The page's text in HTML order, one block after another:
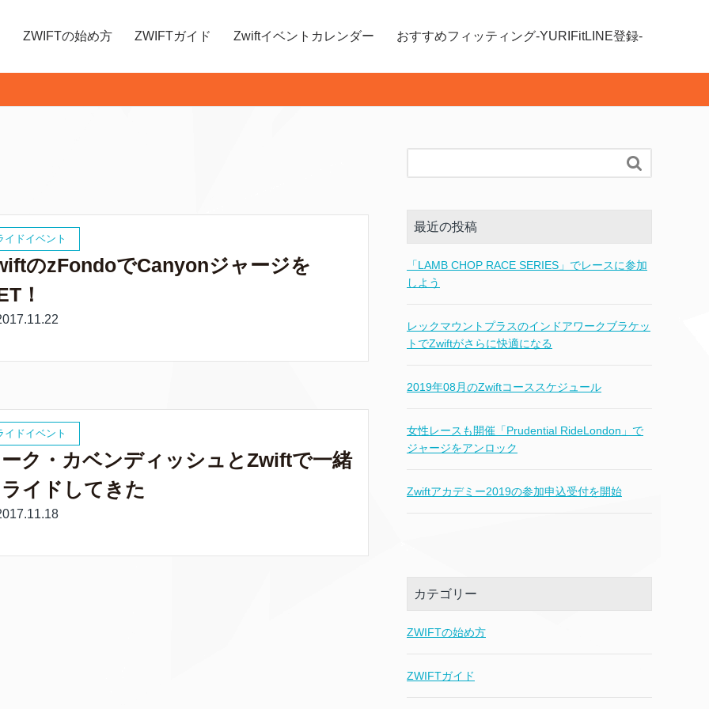
ZWIFTの始め方 ZWIFTガイド Zwiftイベントカレンダー おすすめフィッティング-YURIFitLINE登録-
イドイベント
のzFondoでCanyonジャージを
！
イドイベント
ク・カベンディッシュとZwiftで一緒
イドしてきた

最近の投稿
「LAMB CHOP RACE SERIES」でレースに参加
しよう
レックマウントプラスのインドアワークブラケッ
トでZwiftがさらに快適になる
2019年08月のZwiftコーススケジュール
女性レースも開催「Prudential RideLondon」で
ジャージをアンロック
Zwiftアカデミー2019の参加申込受付を開始
カテゴリー
ZWIFTの始め方
ZWIFTガイド